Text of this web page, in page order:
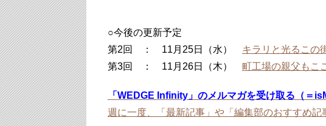
○今後の更新予定
第2回 ： 11月25日（水） キラリと光るこの
第3回 ： 11月26日（木） 町工場の親父もこ
「WEDGE Infinity」のメルマガを受け取る（＝
週に一度、「最新記事」や「編集部のおすすめ記